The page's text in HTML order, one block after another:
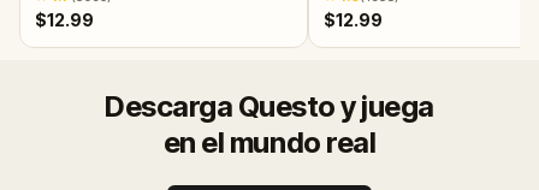
$12.99 $12.99
Descarga Questo y juega
en el mundo real